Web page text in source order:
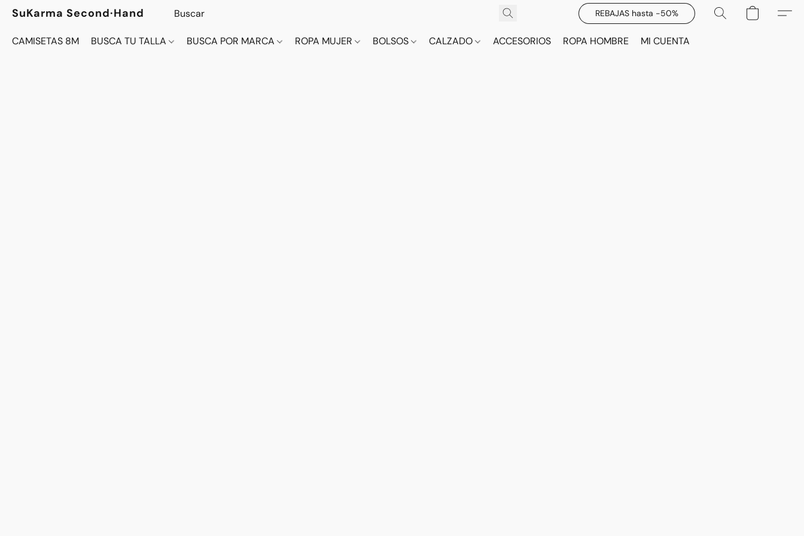
SuKarma Second·Hand REBAJAS hasta -50%
CAMISETAS 8M BUSCA TU TALLA BUSCA POR MARCA ROPA MUJER BOLSOS CALZADO ACCESORIOS ROPA HOMBRE MI CUENTA